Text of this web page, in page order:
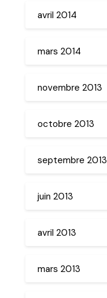
avril 2014
mars 2014
novembre 2013
octobre 2013
septembre 2013
juin 2013
avril 2013
mars 2013